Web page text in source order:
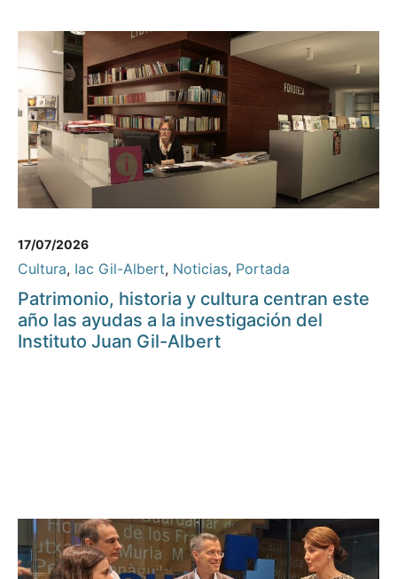
17/07/2026
Cultura, Iac Gil-Albert, Noticias, Portada
Patrimonio, historia y cultura centran este
año las ayudas a la investigación del
Instituto Juan Gil-Albert